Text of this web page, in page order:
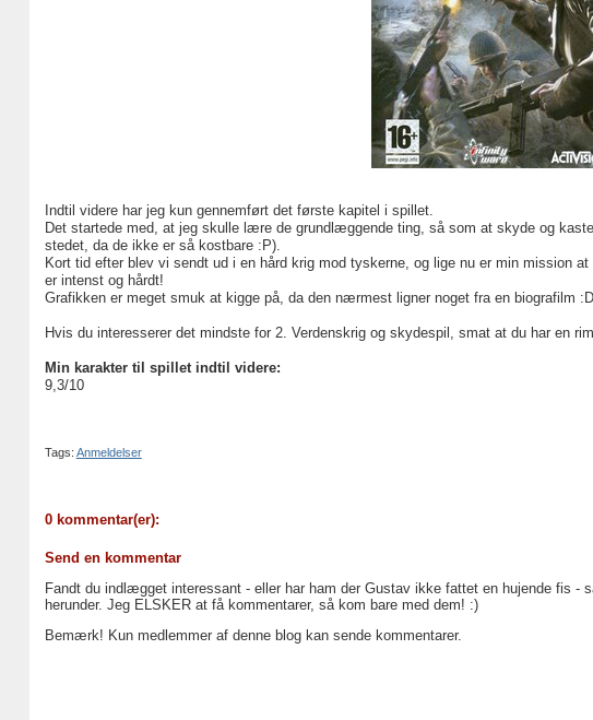
Indtil videre har jeg kun gennemført det første kapitel i spillet.
Det startede med, at jeg skulle lære de grundlæggende ting, så som at skyde og
stedet, da de ikke er så kostbare :P).
Kort tid efter blev vi sendt ud i en hård krig mod tyskerne, og lige nu er min mission
er intenst og hårdt!
Grafikken er meget smuk at kigge på, da den nærmest ligner noget fra en biografilm :D
Hvis du interesserer det mindste for 2. Verdenskrig og skydespil, smat at du har en
Min karakter til spillet indtil videre:
9,3/10
Tags: Anmeldelser
0 kommentar(er):
Send en kommentar
Fandt du indlægget interessant - eller har ham der Gustav ikke fattet en hujende fis -
herunder. Jeg ELSKER at få kommentarer, så kom bare med dem! :)
Bemærk! Kun medlemmer af denne blog kan sende kommentarer.